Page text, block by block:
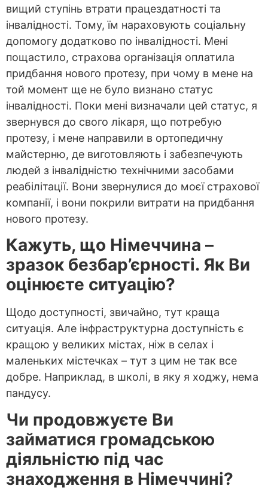
вищий ступінь втрати працездатності та
інвалідності. Тому, їм нараховують соціальну
допомогу додатково по інвалідності. Мені
пощастило, страхова організація оплатила
придбання нового протезу, при чому в мене на
той момент ще не було визнано статус
інвалідності. Поки мені визначали цей статус, я
звернувся до свого лікаря, що потребую
протезу, і мене направили в ортопедичну
майстерню, де виготовляють і забезпечують
людей з інвалідністю технічними засобами
реабілітації. Вони звернулися до моєї страхової
компанії, і вони покрили витрати на придбання
нового протезу.
Кажуть, що Німеччина –
зразок безбар’єрності. Як Ви
оцінюєте ситуацію?
Щодо доступності, звичайно, тут краща
ситуація. Але інфраструктурна доступність є
кращою у великих містах, ніж в селах і
маленьких містечках – тут з цим не так все
добре. Наприклад, в школі, в яку я ходжу, нема
пандусу.
Чи продовжуєте Ви
займатися громадською
діяльністю під час
знаходження в Німеччині?